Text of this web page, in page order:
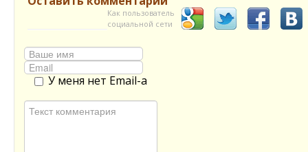
Как пользователь
социальной сети
У меня нет Email-а